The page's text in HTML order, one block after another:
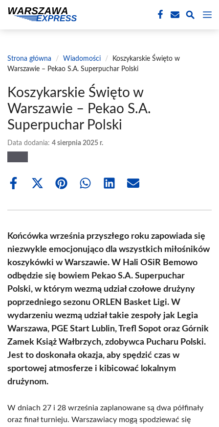
treści
Strona główna / Wiadomości /
Koszykarskie Święto w
Warszawie – Pekao S.A. Superpuchar Polski
Koszykarskie Święto w
Warszawie – Pekao S.A.
Superpuchar Polski
Data dodania: 4 sierpnia 2025 r.
Share
Share
(Twitter)
Share Share Share Share
Końcówka września przyszłego roku zapowiada się
niezwykle emocjonująco dla wszystkich miłośników
koszykówki w Warszawie. W Hali OSiR Bemowo
odbędzie się bowiem Pekao S.A. Superpuchar
Polski, w którym wezmą udział czołowe drużyny
poprzedniego sezonu ORLEN Basket Ligi. W
wydarzeniu wezmą udział takie zespoły jak Legia
Warszawa, PGE Start Lublin, Trefl Sopot oraz Górnik
Zamek Książ Wałbrzych, zdobywca Pucharu Polski.
Jest to doskonała okazja, aby spędzić czas w
sportowej atmosferze i kibicować lokalnym
drużynom.
W dniach 27 i 28 września zaplanowane są dwa półfinały
oraz finał turnieju. Warszawiacy mogą spodziewać się